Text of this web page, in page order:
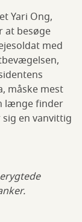
Yari Ong,
at besøge
med
måske mest
længe finder
en vanvittig